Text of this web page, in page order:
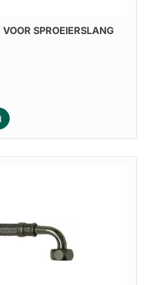
SPROEIERSLANG